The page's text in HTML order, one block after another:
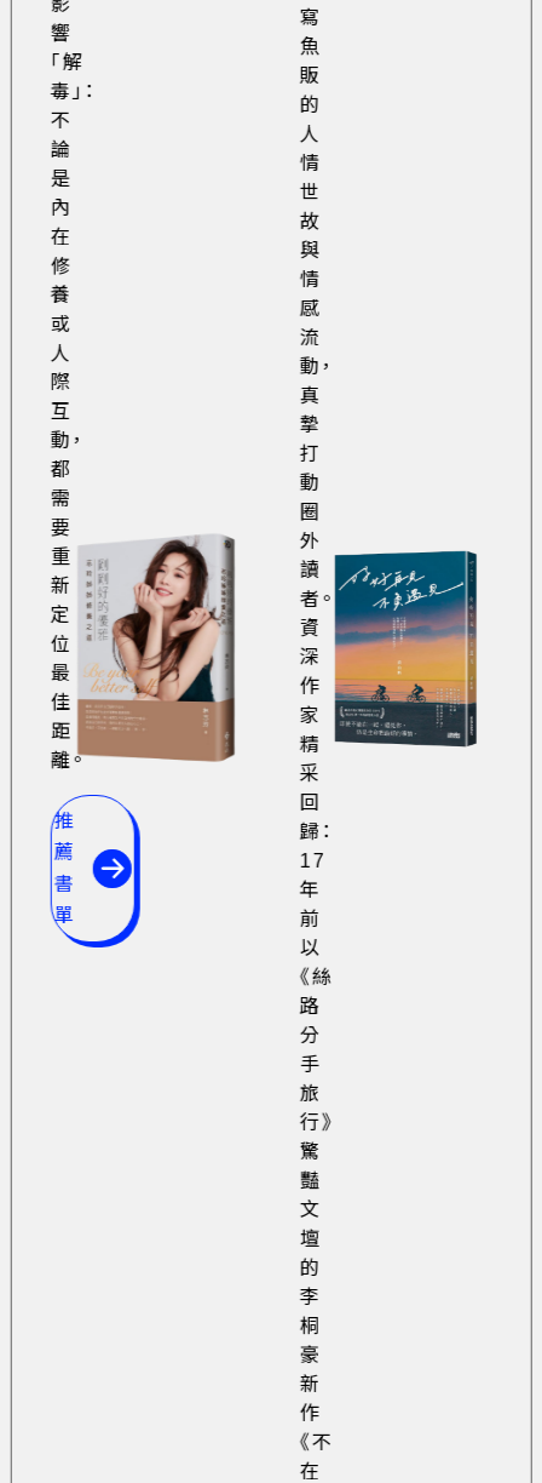
響
「解
毒」：
不
論
是
內
在
修
養
或
人
際
互
動，
都
需
要
重
新
定
位
最
佳
距
離。
推
薦
書
單
寫
魚
販
的
人
情
世
故
與
情
感
流
動，
真
摯
打
動
圈
外
讀
者。
資
深
作
家
精
采
回
歸：
17
年
前
以
《絲
路
分
手
旅
行》
驚
豔
文
壇
的
李
桐
豪
新
作
《不
在